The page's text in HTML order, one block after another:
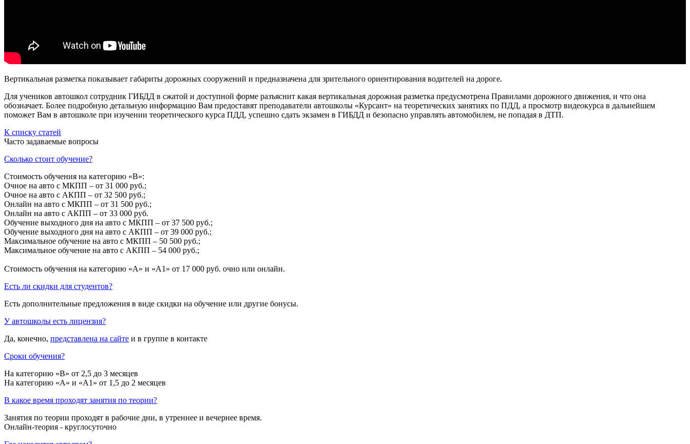
Вертикальная разметка показывает габариты дорожных сооружений и предназначена для зрительного ориентирования водителей на дороге.
Для учеников автошкол сотрудник ГИБДД в сжатой и доступной форме разъяснит какая вертикальная дорожная разметка предусмотрена Правилами дорожного движения, и что она
обозначает. Более подробную детальную информацию Вам предоставят преподаватели автошколы «Курсант» на теоретических занятиях по ПДД, а просмотр видеокурса в дальнейшем
поможет Вам в автошколе при изучении теоретического курса ПДД, успешно сдать экзамен в ГИБДД и безопасно управлять автомобилем, не попадая в ДТП.
К списку статей
Часто задаваемые вопросы
Сколько стоит обучение?
Стоимость обучения на категорию «B»:
Очное на авто с МКПП – от 31 000 руб.;
Очное на авто с АКПП – от 32 500 руб.;
Онлайн на авто с МКПП – от 31 500 руб.;
Онлайн на авто с АКПП – от 33 000 руб.
Обучение выходного дня на авто с МКПП – от 37 500 руб.;
Обучение выходного дня на авто с АКПП – от 39 000 руб.;
Максимальное обучение на авто с МКПП – 50 500 руб.;
Максимальное обучение на авто с АКПП – 54 000 руб.;
Стоимость обучения на категорию «A» и «A1» от 17 000 руб. очно или онлайн.
Есть ли скидки для студентов?
Есть дополнительные предложения в виде скидки на обучение или другие бонусы.
У автошколы есть лицензия?
Да, конечно, представлена на сайте и в группе в контакте
Сроки обучения?
На категорию «B» от 2,5 до 3 месяцев
На категорию «A» и «A1» от 1,5 до 2 месяцев
В какое время проходят занятия по теории?
Занятия по теории проходят в рабочие дни, в утреннее и вечернее время.
Онлайн-теория - круглосуточно